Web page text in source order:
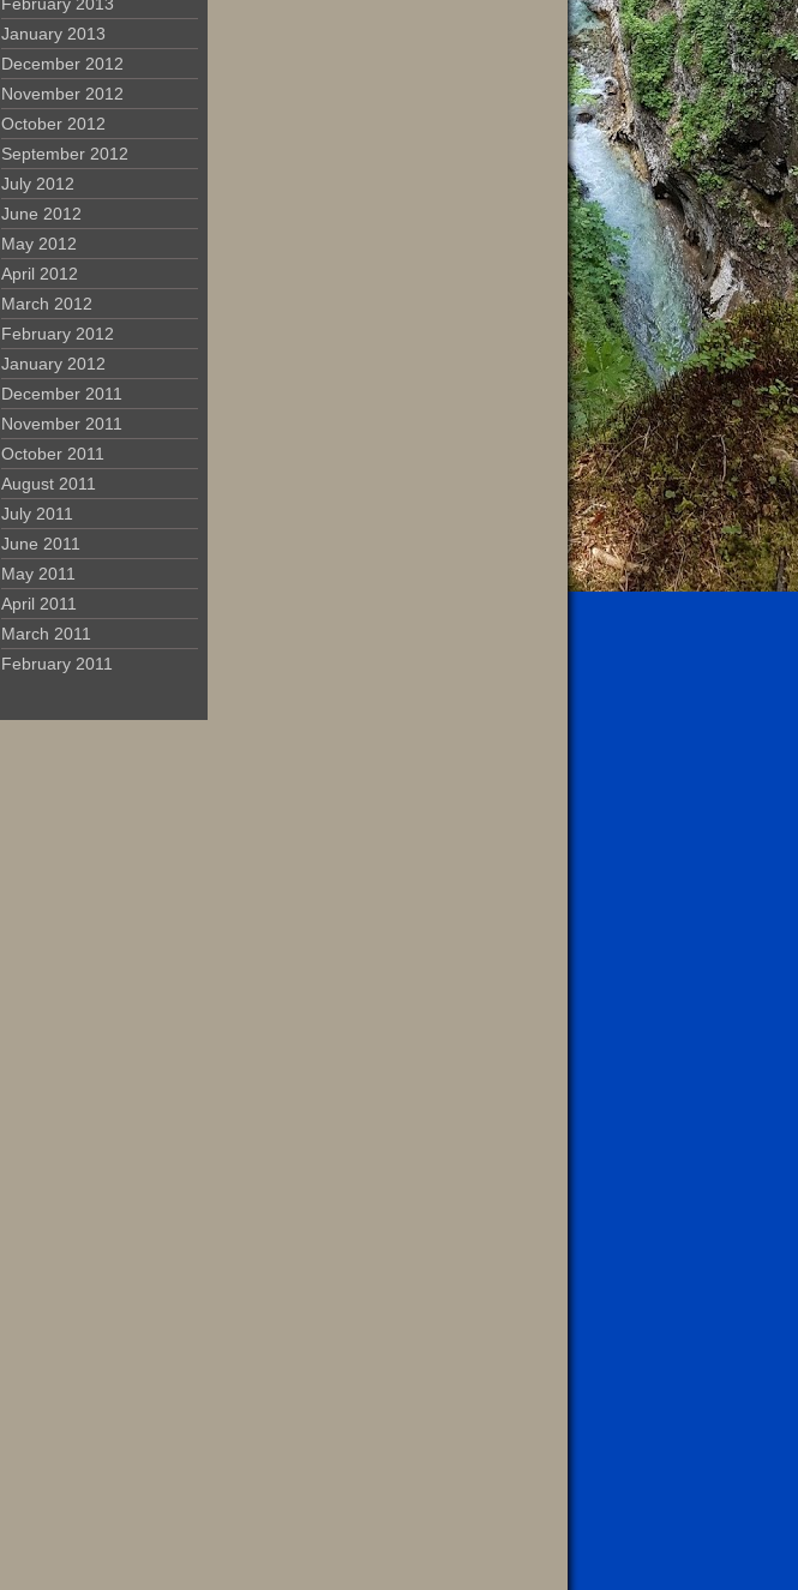
January 2013
December 2012
November 2012
October 2012
September 2012
July 2012
June 2012
May 2012
April 2012
March 2012
February 2012
January 2012
December 2011
November 2011
October 2011
August 2011
July 2011
June 2011
May 2011
April 2011
March 2011
February 2011